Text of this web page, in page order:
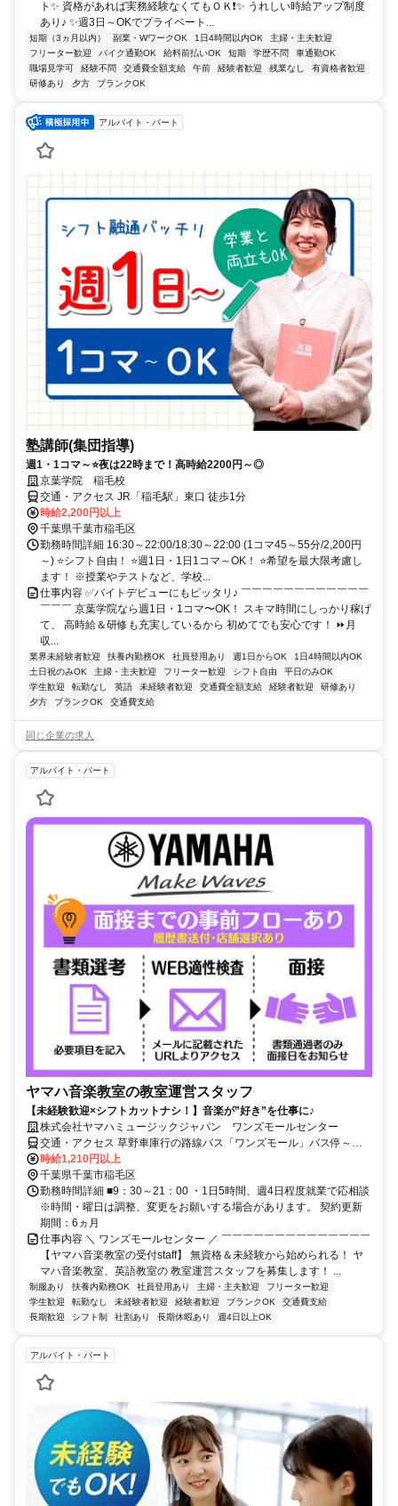
ト✨ 資格があれば実務経験なくてもＯＫ❗✨ うれしい時給アップ制度
あり♪ ✨週3日～OKでプライベート...
短期（3ヵ月以内） 副業・WワークOK 1日4時間以内OK
主婦・主夫歓迎
フリーター歓迎
バイク通勤OK 給料前払いOK 短期 学歴不問
車通勤OK
職場見学可
経験不問 交通費全額支給 午前 経験者歓迎 残業なし
有資格者歓迎
研修あり
夕方 ブランクOK
アルバイト・パート
塾講師(集団指導)
週1・1コマ～⭐夜は22時まで！高時給2200円～◎
京葉学院 稲毛校
交通・アクセス JR「稲毛駅」東口 徒歩1分
時給2,200円以上
千葉県千葉市稲毛区
勤務時間詳細 16:30～22:00/18:30～22:00 (1コマ45～55分/2,200円
～) ⭐シフト自由！ ⭐週1日・1日1コマ～OK！ ⭐希望を最大限考慮し
ます！ ※授業やテストなど、学校...
仕事内容 ✅バイトデビューにもピッタリ♪ ￣￣￣￣￣￣￣￣￣￣￣￣
￣￣￣ 京葉学院なら週1日・1コマ〜OK！ スキマ時間にしっかり稼げ
て、 高時給＆研修も充実しているから 初めてでも安心です！ ⏩月
収...
業界未経験者歓迎 扶養内勤務OK 社員登用あり 週1日からOK
1日4時間以内OK
土日祝のみOK
主婦・主夫歓迎 フリーター歓迎 シフト自由
平日のみOK
学生歓迎
転勤なし 英語 未経験者歓迎 交通費全額支給 経験者歓迎
研修あり
夕方
ブランクOK 交通費支給
同じ企業の求人
アルバイト・パート
ヤマハ音楽教室の教室運営スタッフ
【未経験歓迎×シフトカットナシ！】音楽が”好き”を仕事に♪
株式会社ヤマハミュージックジャパン ワンズモールセンター
交通・アクセス 草野車庫行の路線バス「ワンズモール」バス停～徒
歩1分
時給1,210円以上
千葉県千葉市稲毛区
勤務時間詳細 ■9：30～21：00 ・1日5時間、週4日程度就業で応相談
※時間・曜日は調整、変更をお願いする場合があります。 契約更新
期間：6ヵ月
仕事内容 ＼ ワンズモールセンター ／ ￣￣￣￣￣￣￣￣￣￣￣￣￣￣
【ヤマハ音楽教室の受付staff】 無資格＆未経験から始められる！ ヤ
マハ音楽教室、英語教室の 教室運営スタッフを募集します！ ...
制服あり 扶養内勤務OK 社員登用あり 主婦・主夫歓迎
フリーター歓迎
学生歓迎
転勤なし 未経験者歓迎 経験者歓迎 ブランクOK
交通費支給
長期歓迎
シフト制 社割あり 長期休暇あり 週4日以上OK
アルバイト・パート